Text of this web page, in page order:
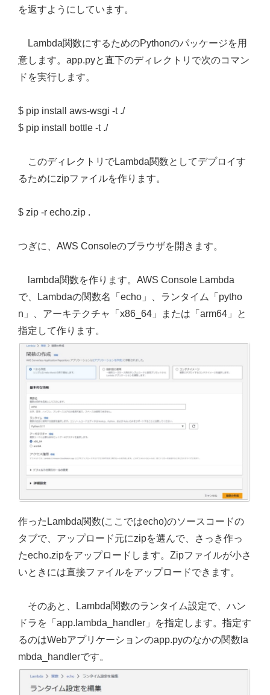
を返すようにしています。
Lambda関数にするためのPythonのパッケージを用
意します。app.pyと直下のディレクトリで次のコマン
ドを実行します。
$ pip install aws-wsgi -t ./
$ pip install bottle -t ./
このディレクトリでLambda関数としてデプロイす
るためにzipファイルを作ります。
$ zip -r echo.zip .
つぎに、AWS Consoleのブラウザを開きます。
lambda関数を作ります。AWS Console Lambda
で、Lambdaの関数名「echo」、ランタイム「pytho
n」、アーキテクチャ「x86_64」または「arm64」と
指定して作ります。
作ったLambda関数(ここではecho)のソースコードの
タブで、アップロード元にzipを選んで、さっき作っ
たecho.zipをアップロードします。Zipファイルが小さ
いときには直接ファイルをアップロードできます。
そのあと、Lambda関数のランタイム設定で、ハン
ドラを「app.lambda_handler」を指定します。指定す
るのはWebアプリケーションのapp.pyのなかの関数la
mbda_handlerです。